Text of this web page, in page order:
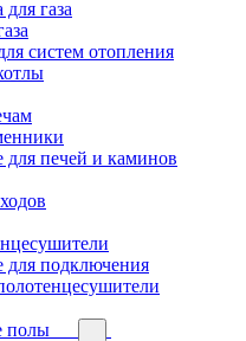
газа
систем отопления
печей и каминов
подключения
полы